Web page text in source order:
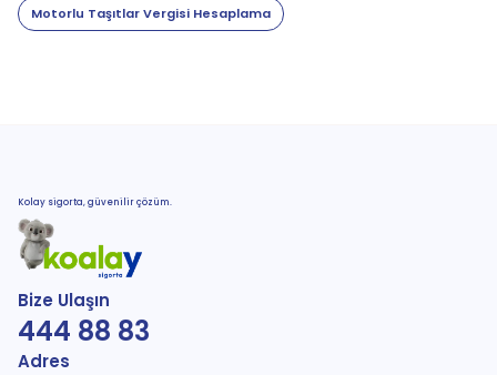
Motorlu Taşıtlar Vergisi Hesaplama
Kolay sigorta, güvenilir çözüm.
Bize Ulaşın
444 88 83
Adres